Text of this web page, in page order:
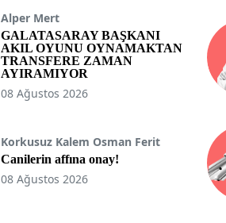
Alper Mert
GALATASARAY BAŞKANI
AKIL OYUNU OYNAMAKTAN
TRANSFERE ZAMAN
AYIRAMIYOR
08 Ağustos 2026
Korkusuz Kalem Osman Ferit
Canilerin affına onay!
08 Ağustos 2026